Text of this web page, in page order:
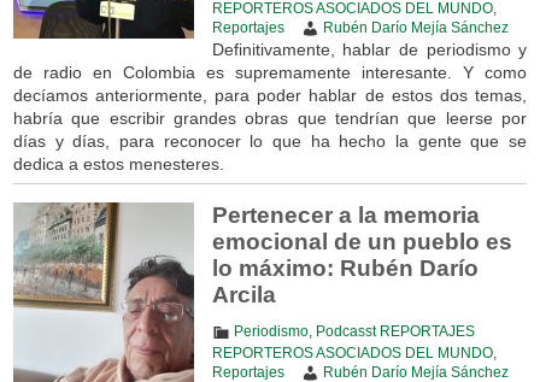
REPORTEROS ASOCIADOS DEL MUNDO,
Reportajes
Rubén Darío Mejía Sánchez
Definitivamente, hablar de periodismo y
de radio en Colombia es supremamente interesante. Y como
decíamos anteriormente, para poder hablar de estos dos temas,
habría que escribir grandes obras que tendrían que leerse por
días y días, para reconocer lo que ha hecho la gente que se
dedica a estos menesteres.
Pertenecer a la memoria
emocional de un pueblo es
lo máximo: Rubén Darío
Arcila
Periodismo,
Podcasst REPORTAJES
REPORTEROS ASOCIADOS DEL MUNDO,
Reportajes
Rubén Darío Mejía Sánchez